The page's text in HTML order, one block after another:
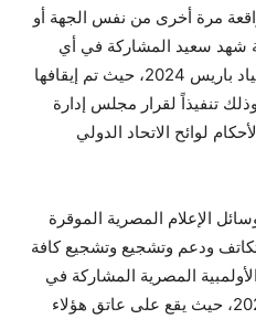
مرة أخرى من نفس الجهة أو
شهد سعيد المشاركة في أي
مسابقة دولية، بما في ذلك أولمبياد باريس 2024، حيث تم إيقافها
عام حتى 26 أبريل 2025، وذلك تنفيذاً لقرار مجلس إدارة
لوائح الاتحاد الدولي
الإعلام المصرية الموقرة
ودعم وتشجيع وتشجيع كافة
المصرية المشاركة في
دورة الألعاب الأولمبية باريس 2024، حيث يقع على عاتق هؤلاء